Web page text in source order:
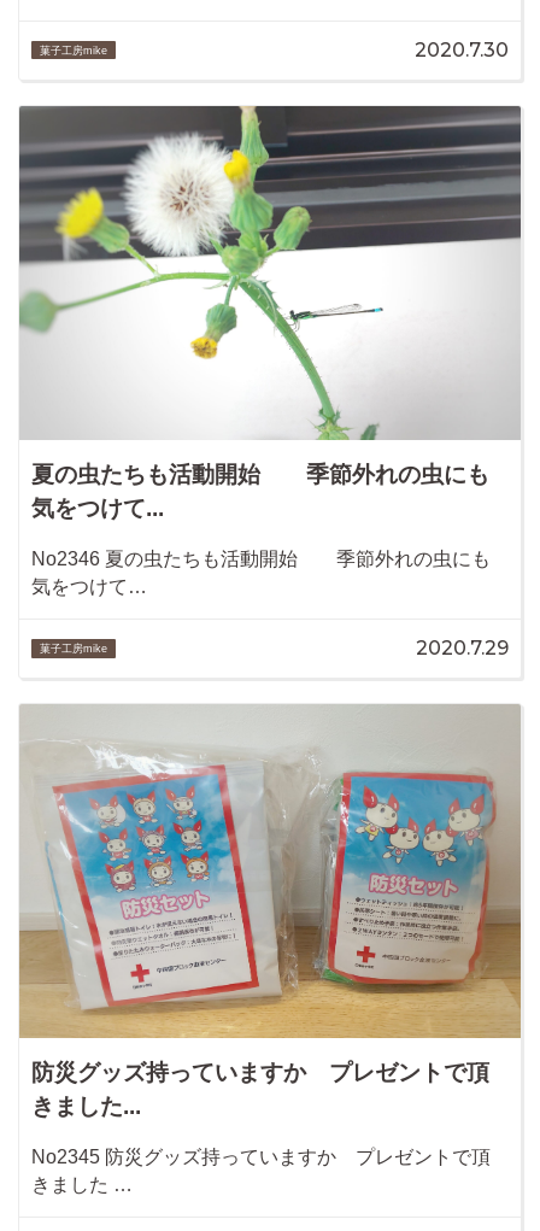
菓子工房mike 2020.7.30
夏の虫たちも活動開始 季節外れの虫にも
気をつけて...
No2346 夏の虫たちも活動開始 季節外れの虫にも
気をつけて…
菓子工房mike 2020.7.29
防災グッズ持っていますか プレゼントで頂
きました...
No2345 防災グッズ持っていますか プレゼントで頂
きました …